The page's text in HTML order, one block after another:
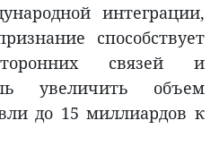
интеграции,
способствует
связей и
увеличить объем
до 15 миллиардов к